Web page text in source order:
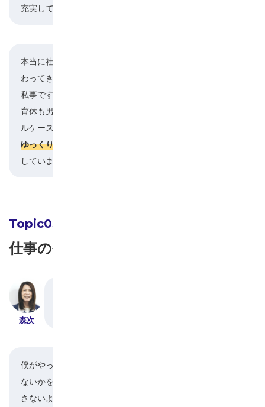
充実してきます。
本当に社員のことを大切にしてくれているのが伝
わってきますね。
私事ですが、2024年の春に長男が生まれました。
育休も男女問わず取れるようになっていて、モデ
ルケースにもなればと思い、2ヶ月取得しました。
ゆっくり家族の大切な時間を過ごせた
しています。
仕事のやりがいは？
森次
僕がやっているのは、基板を機械に通して不良が
ないかをチェックする検査業務です。不良を見逃
さないようにしないといけないので責任感とやり